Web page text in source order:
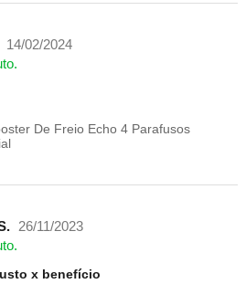
14/02/2024
De Freio Echo 4 Parafusos
26/11/2023
x benefício